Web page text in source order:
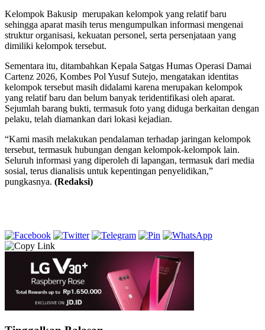
Kelompok Bakusip merupakan kelompok yang relatif baru
sehingga aparat masih terus mengumpulkan informasi mengenai
struktur organisasi, kekuatan personel, serta persenjataan yang
dimiliki kelompok tersebut.
Sementara itu, ditambahkan Kepala Satgas Humas Operasi Damai
Cartenz 2026, Kombes Pol Yusuf Sutejo, mengatakan identitas
kelompok tersebut masih didalami karena merupakan kelompok
yang relatif baru dan belum banyak teridentifikasi oleh aparat.
Sejumlah barang bukti, termasuk foto yang diduga berkaitan dengan
pelaku, telah diamankan dari lokasi kejadian.
“Kami masih melakukan pendalaman terhadap jaringan kelompok
tersebut, termasuk hubungan dengan kelompok-kelompok lain.
Seluruh informasi yang diperoleh di lapangan, termasuk dari media
sosial, terus dianalisis untuk kepentingan penyelidikan,”
pungkasnya. (Redaksi)